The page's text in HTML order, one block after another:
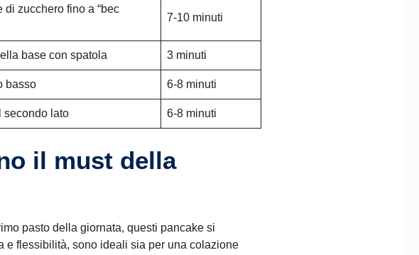
di zucchero fino a “bec
7-10 minuti
base con spatola 3 minuti
basso 6-8 minuti
secondo lato 6-8 minuti
il must della
pasto della giornata, questi pancake si
e flessibilità, sono ideali sia per una colazione